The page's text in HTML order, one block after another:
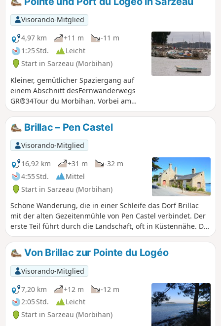
reiche Megalith-Erbe entdecken.
Visorando-Mitglied
4,97 km
+11 m
-11 m
1:25 Std.
Leicht
Start in Sarzeau (Morbihan)
Kleiner, gemütlicher Spaziergang auf
einem Abschnitt desFernwanderwegs
GR®34Tour du Morbihan. Vorbei am
kleinen Hafen von Logéo und zurück
über Wege im Landesinneren.
Brillac – Pen Castel
Visorando-Mitglied
16,92 km
+31 m
-32 m
4:55 Std.
Mittel
Start in Sarzeau (Morbihan)
Schöne Wanderung, die in einer Schleife das Dorf Brillac
mit der alten Gezeitenmühle von Pen Castel verbindet. Der
erste Teil führt durch die Landschaft, oft in Küstennähe. Der
nächste Teil folgt der Küste auf einem meist schattigen
Weg, der einen schönen Blick auf den Golf (die Inseln)
bietet und durch einige kleine Dörfer führt, darunter den
kleinen Hafen von Logéo.
Von Brillac zur Pointe du Logéo
Visorando-Mitglied
7,20 km
+12 m
-12 m
2:05 Std.
Leicht
Start in Sarzeau (Morbihan)